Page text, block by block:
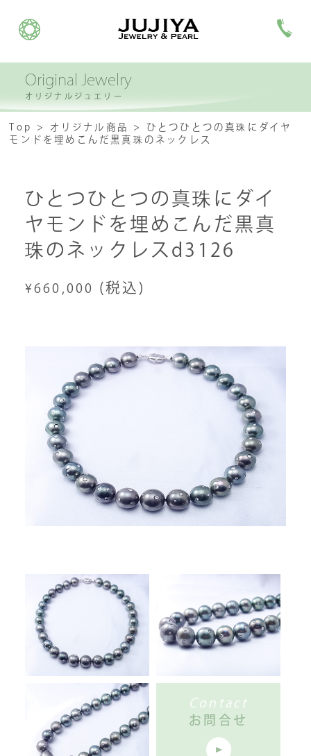
Original Jewelry
オリジナルジュエリー
Top オリジナル商品
ひとつひとつの真珠にダイヤ
モンドを埋めこんだ黒真珠のネックレス
ひとつひとつの真珠にダイ
ヤモンドを埋めこんだ黒真
珠のネックレスd3126
¥660,000 (税込)
Contact
お問合せ